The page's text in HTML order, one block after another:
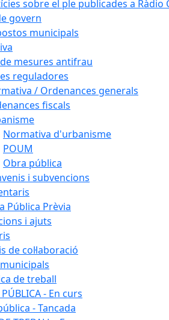
sobre el ple publicades a Ràdio
govern
municipals
mesures antifrau
reguladores
/ Ordenances generals
fiscals
Normativa d'urbanisme
POUM
Obra pública
i subvencions
Pública Prèvia
i ajuts
de col·laboració
de treball
PÚBLICA - En curs
- Tancada